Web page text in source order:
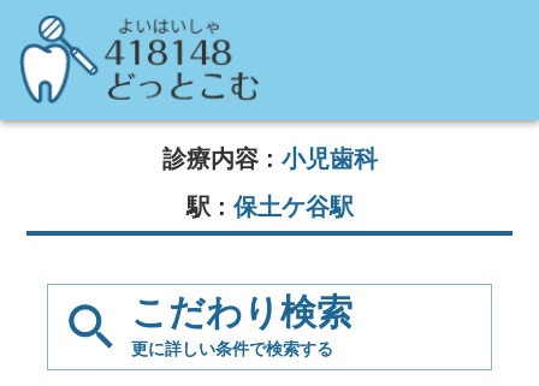
診療内容 : 小児歯科
駅 : 保土ケ谷駅
こだわり検索
更に詳しい条件で検索する